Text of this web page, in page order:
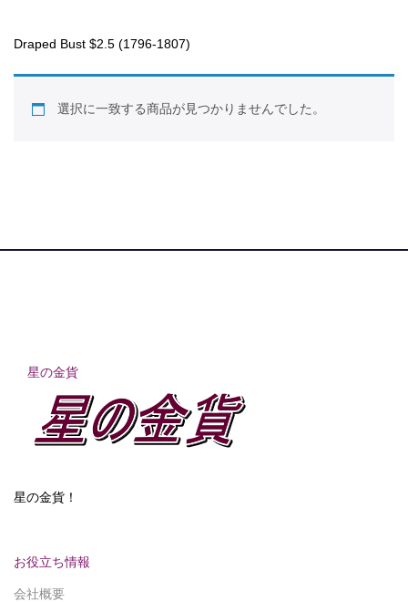
Draped Bust $2.5 (1796-1807)
選択に一致する商品が見つかりませんでした。
星の金貨
星の金貨！
お役立ち情報
会社概要